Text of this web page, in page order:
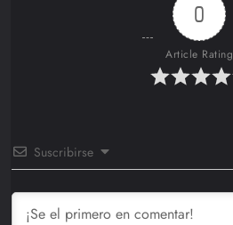
0
Article Rating
Suscribirse